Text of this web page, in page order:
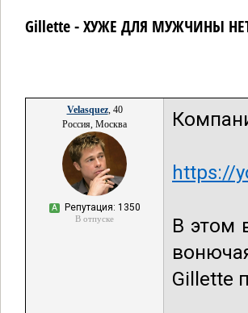
Gillette - ХУЖЕ ДЛЯ МУЖЧИНЫ
Velasquez, 40
Россия, Москва
А Репутация: 1350
В отпуске
https://
В этом
Gillette